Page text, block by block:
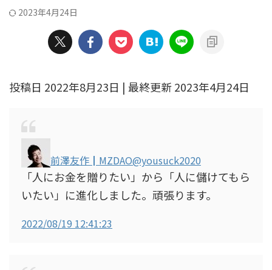
2023年4月24日
投稿日 2022年8月23日 | 最終更新 2023年4月24日
前澤友作┃MZDAO@yousuck2020
「人にお金を贈りたい」から「人に儲けてもら
いたい」に進化しました。頑張ります。
2022/08/19 12:41:23